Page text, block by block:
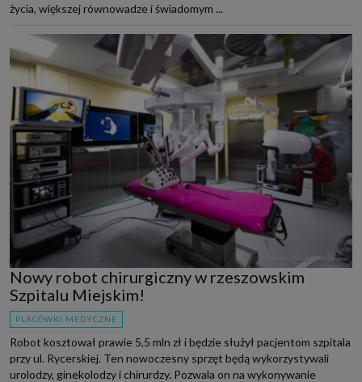
życia, większej równowadze i świadomym ...
Nowy robot chirurgiczny w rzeszowskim
Szpitalu Miejskim!
PLACÓWKI MEDYCZNE
Robot kosztował prawie 5,5 mln zł i będzie służył pacjentom szpitala
przy ul. Rycerskiej. Ten nowoczesny sprzęt będą wykorzystywali
urolodzy, ginekolodzy i chirurdzy. Pozwala on na wykonywanie